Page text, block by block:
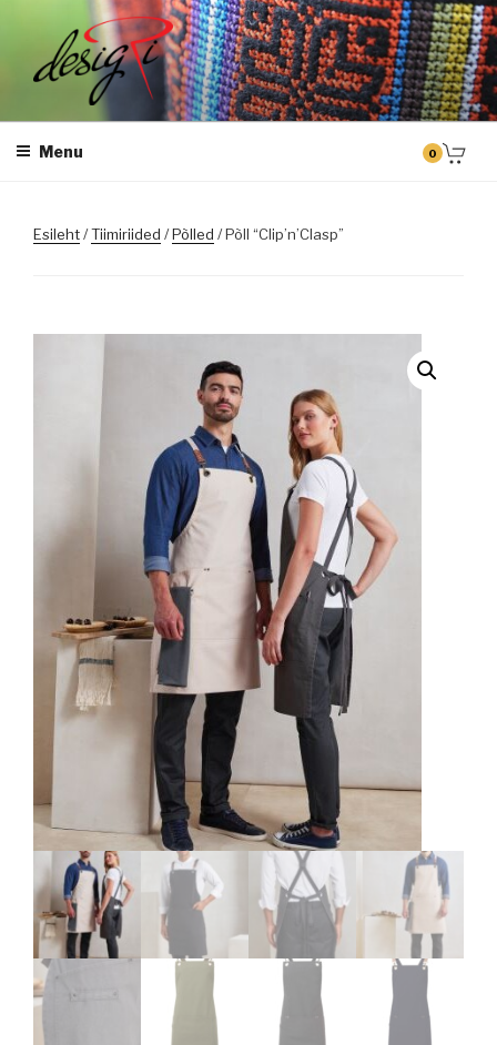
content
DESIGRI
Masintikkimine, tiimiriided, logo riietele tikkimine, kodukoha pusad,
Menu 0
Esileht/Tiimiriided /Põlled / Põll “Clip’n’Clasp”